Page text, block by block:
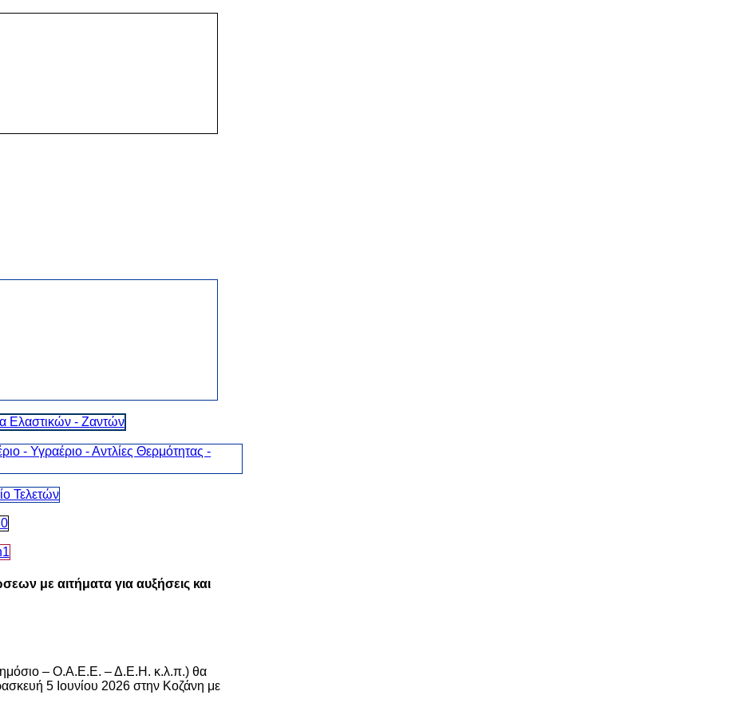
με αιτήματα για αυξήσεις και
– Ο.Α.Ε.Ε. – Δ.Ε.Η. κ.λ.π.) θα
5 Ιουνίου 2026 στην Κοζάνη με